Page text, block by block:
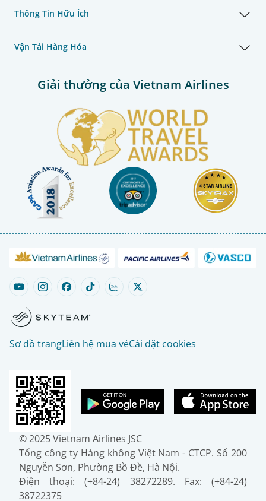
Thông Tin Hữu Ích
Vận Tải Hàng Hóa
Giải thưởng của Vietnam Airlines
Sơ đồ trangLiên hệ mua véCài đặt cookies
© 2025 Vietnam Airlines JSC
Tổng công ty Hàng không Việt Nam - CTCP. Số 200
Nguyễn Sơn, Phường Bồ Đề, Hà Nội.
Điện thoại: (+84-24) 38272289. Fax: (+84-24)
38722375